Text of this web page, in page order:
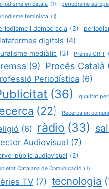
en català (1) periodisme
feminista (1)
i democràcia (2)
digitals (4)
mediàtic (3) Premis CRIT
(9) Procés Català
Periodística (6)
(36) qualitat
(22) Recerca en
(6) ràdio (33)
Audiovisual (7)
públic audiovisual (2)
Catalana de Comunicació (1)
TV (7) tecnologia